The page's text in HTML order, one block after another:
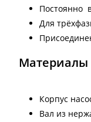
Постоянно
Для
Материалы
Корпус
Вал из